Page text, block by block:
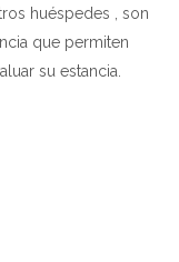
huéspedes , son
que permiten
su estancia.